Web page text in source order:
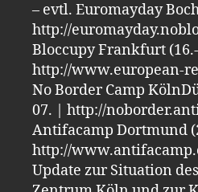
– evtl. Euromayday
http://
Bloccupy Frankfurt
http://www.european-
No Border Camp
07. | http://
Antifacamp Dortmund
http://
Update zur Situation